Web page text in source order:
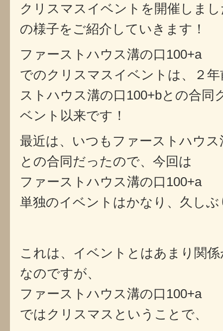
クリスマスイベントを開催しま
の様子をご紹介していきます！
ファーストハウス溝の口100+a
でのクリスマスイベントは、２
ストハウス溝の口100+bとの合同
ベント以来です！
最近は、いつもファーストハウス
との合同だったので、今回は
ファーストハウス溝の口100+a
単独のイベントはかなり、久し
これは、イベントとはあまり関
なのですが、
ファーストハウス溝の口100+a
ではクリスマスということで、